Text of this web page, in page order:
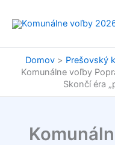
Domov Prešovský
Komunálne voľby
Skončí éra